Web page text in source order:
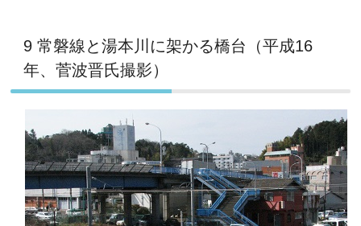
9 常磐線と湯本川に架かる橋台（平成16
年、菅波晋氏撮影）